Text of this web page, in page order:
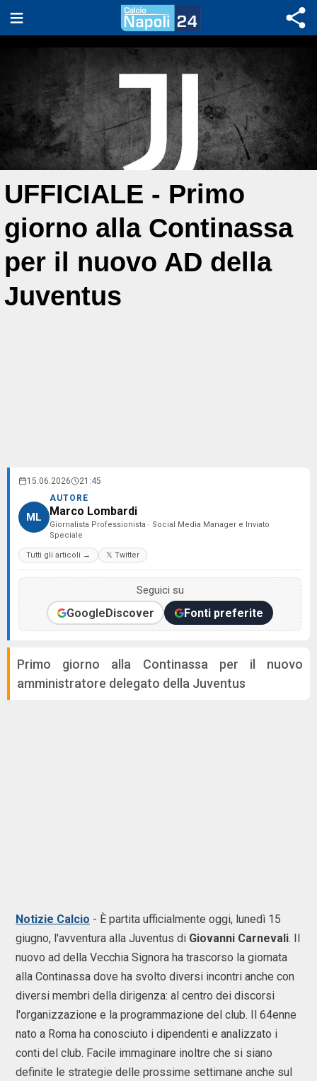
UFFICIALE - Primo
giorno alla Continassa
per il nuovo AD della
Juventus
15.06.2026 21:45
ML
AUTORE
Marco Lombardi
Giornalista Professionista · Social Media Manager e Inviato
Speciale
Tutti gli articoli → 𝕏 Twitter
Seguici su
GoogleDiscover Fonti preferite
Primo giorno alla Continassa per il nuovo
amministratore delegato della Juventus
Notizie Calcio - È partita ufficialmente oggi, lunedì 15
giugno, l'avventura alla Juventus di Giovanni Carnevali. Il
nuovo ad della Vecchia Signora ha trascorso la giornata
alla Continassa dove ha svolto diversi incontri anche con
diversi membri della dirigenza: al centro dei discorsi
l'organizzazione e la programmazione del club. Il 64enne
nato a Roma ha conosciuto i dipendenti e analizzato i
conti del club. Facile immaginare inoltre che si siano
definite le strategie delle prossime settimane anche sul